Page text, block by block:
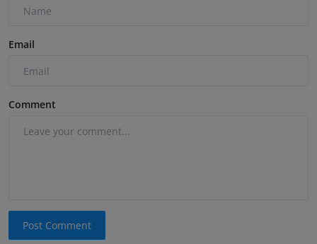
Email
Comment
Post Comment